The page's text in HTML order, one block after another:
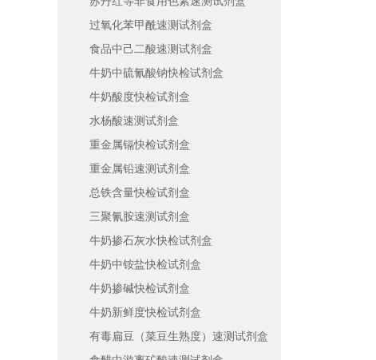
过氧化苯甲酰速测试剂盒
食品中己二酸速测试剂盒
牛奶中硫氰酸钠快检试剂盒
牛奶酸度快检试剂盒
水杨酸速测试剂盒
重金属镉快检试剂盒
重金属铅速测试剂盒
总铁含量快检试剂盒
三聚氰胺速测试剂盒
牛奶掺石灰水快检试剂盒
牛奶中铵盐快检试剂盒
牛奶掺碱快检试剂盒
牛奶新鲜度快检试剂盒
有毒扁豆（菜豆生熟度）速测试剂盒